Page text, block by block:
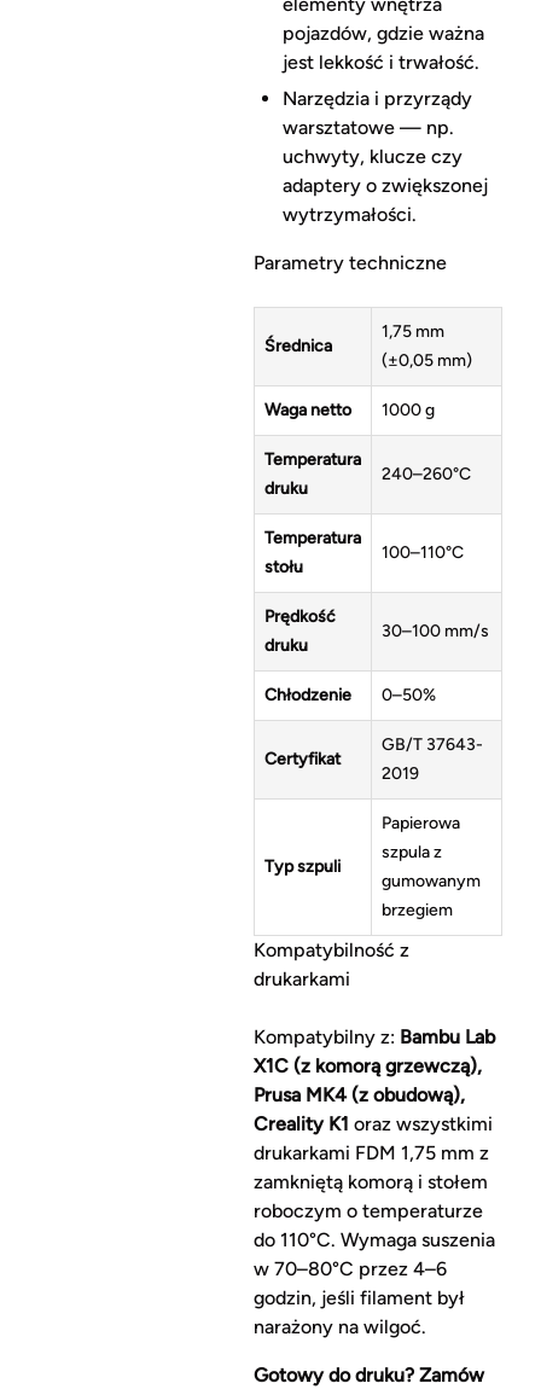
pojazdów, gdzie ważna
jest lekkość i trwałość.
Narzędzia i przyrządy
warsztatowe — np.
uchwyty, klucze czy
adaptery o zwiększonej
wytrzymałości.
Parametry techniczne
Średnica
1,75 mm
(±0,05 mm)
Waga netto 1000 g
Temperatura
druku
240–260°C
Temperatura
stołu
100–110°C
Prędkość
druku
30–100 mm/s
Chłodzenie 0–50%
Certyfikat
GB/T 37643-
2019
Typ szpuli
Papierowa
szpula z
gumowanym
brzegiem
Kompatybilność z
drukarkami
Kompatybilny z: Bambu Lab
X1C (z komorą grzewczą),
Prusa MK4 (z obudową),
Creality K1 oraz wszystkimi
drukarkami FDM 1,75 mm z
zamkniętą komorą i stołem
roboczym o temperaturze
do 110°C. Wymaga suszenia
w 70–80°C przez 4–6
godzin, jeśli filament był
narażony na wilgoć.
Gotowy do druku? Zamów